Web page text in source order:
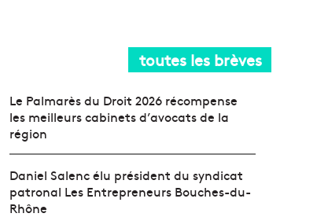
toutes les brèves
Le Palmarès du Droit 2026 récompense
les meilleurs cabinets d’avocats de la
région
Daniel Salenc élu président du syndicat
patronal Les Entrepreneurs Bouches-du-
Rhône